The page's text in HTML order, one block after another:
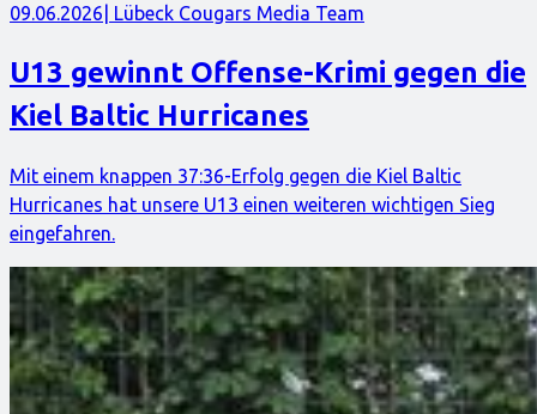
09.06.2026 | Lübeck Cougars Media Team
U13 gewinnt Offense-Krimi gegen die
Kiel Baltic Hurricanes
Mit einem knappen 37:36-Erfolg gegen die Kiel Baltic
Hurricanes hat unsere U13 einen weiteren wichtigen Sieg
eingefahren.